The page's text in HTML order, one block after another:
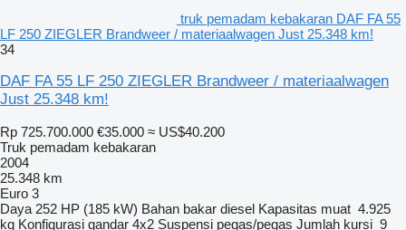
truk pemadam kebakaran DAF FA 55
LF 250 ZIEGLER Brandweer / materiaalwagen Just 25.348 km!
34
DAF FA 55 LF 250 ZIEGLER Brandweer / materiaalwagen
Just 25.348 km!
Rp 725.700.000 €35.000 ≈ US$40.200
Truk pemadam kebakaran
2004
25.348 km
Euro 3
Daya 252 HP (185 kW) Bahan bakar diesel Kapasitas muat 4.925
kg Konfigurasi gandar 4x2 Suspensi pegas/pegas Jumlah kursi 9